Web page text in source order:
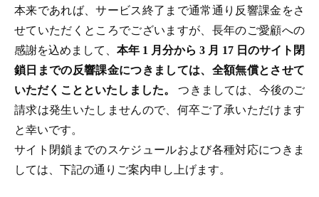
本来であれば、サービス終了まで通常通り反響課金をさ
せていただくところでございますが、長年のご愛顧への
感謝を込めまして、 本年 1 月分から 3 月 17 日のサイト閉
鎖日までの反響課金につきましては、全額無償とさせて
いただくことといたしました。つきましては、今後のご
請求は発生いたしませんので、何卒ご了承いただけます
と幸いです。
サイト閉鎖までのスケジュールおよび各種対応につきま
しては、下記の通りご案内申し上げます。